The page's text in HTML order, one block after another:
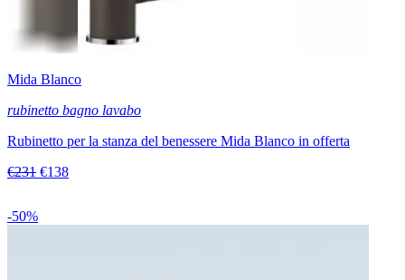
Mida Blanco
rubinetto bagno lavabo
Rubinetto per la stanza del benessere Mida Blanco in offerta
€231 €138
-50%